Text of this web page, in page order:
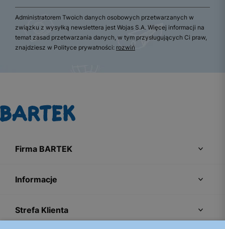
Administratorem Twoich danych osobowych przetwarzanych w
związku z wysyłką newslettera jest Wojas S.A. Więcej informacji na
temat zasad przetwarzania danych, w tym przysługujących Ci praw,
znajdziesz w Polityce prywatności: rozwiń
Firma BARTEK
Informacje
Strefa Klienta